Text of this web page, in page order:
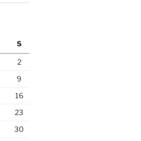
S
2
9
16
23
30